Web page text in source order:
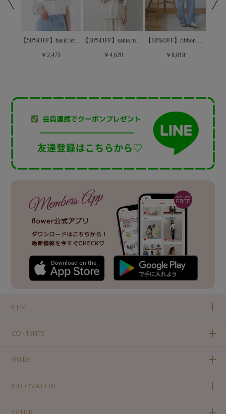
【50%OFF】basic lettering Ts～ﾍﾞｰｼｯｸﾚﾀﾘﾝｸﾞﾃｨｰｽﾞ
￥2,475
【30%OFF】santa monica sweat～ｻﾝﾀﾓﾆｶｽｳｪｯﾄ
￥4,620
【10%OFF】ribbon buggy pants～ﾘﾎﾞﾝﾊﾞｷﾞｰﾊﾟﾝﾂ
￥8,019
ITEM
CONTENTS
GUIDE
INFORMATION
OTHER